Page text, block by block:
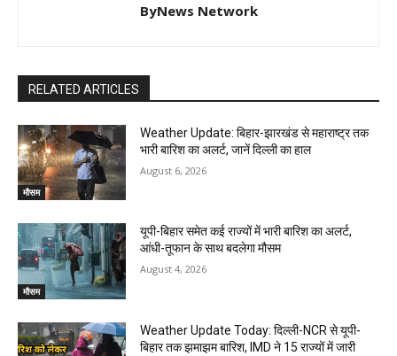
ByNews Network
RELATED ARTICLES
मौसम
Weather Update: बिहार-झारखंड से महाराष्ट्र तक
भारी बारिश का अलर्ट, जानें दिल्ली का हाल
August 6, 2026
मौसम
यूपी-बिहार समेत कई राज्यों में भारी बारिश का अलर्ट,
आंधी-तूफान के साथ बदलेगा मौसम
August 4, 2026
Weather Update Today: दिल्ली-NCR से यूपी-
बिहार तक झमाझम बारिश, IMD ने 15 राज्यों में जारी